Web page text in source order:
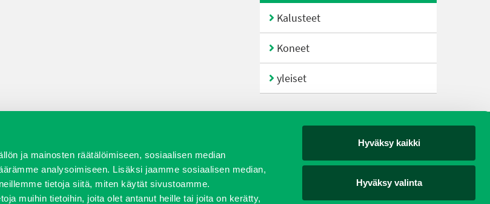
ja mainosten räätälöimiseen, sosiaalisen median
analysoimiseen. Lisäksi jaamme sosiaalisen median,
tietoja siitä, miten käytät sivustoamme.
muihin tietoihin, joita olet antanut heille tai joita on kerätty,
Hyväksy kaikki
Hyväksy valinta
Kalusteet
Koneet
yleiset
Verkkokauppa JT Vuokrakone Jälleenmyyjät